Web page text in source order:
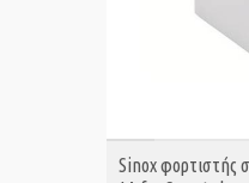
ΑΓΟΡΑ
Sinox φορτιστής